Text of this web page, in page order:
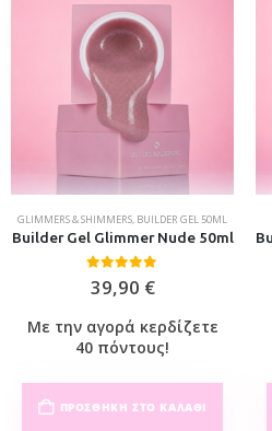
GLIMMERS & SHIMMERS, BUILDER GEL 50ML
Builder Gel Glimmer Nude 50ml
0out of 5
39,90 €
Με την αγορά κερδίζετε
40 πόντους!
ΠΡΟΣΘΉΚΗ ΣΤΟ ΚΑΛΆΘΙ